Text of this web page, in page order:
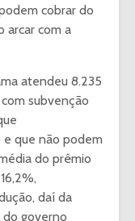
cobrar do
arcar com a
atendeu 8.235
subvenção
que não podem
do prêmio
daí da
governo